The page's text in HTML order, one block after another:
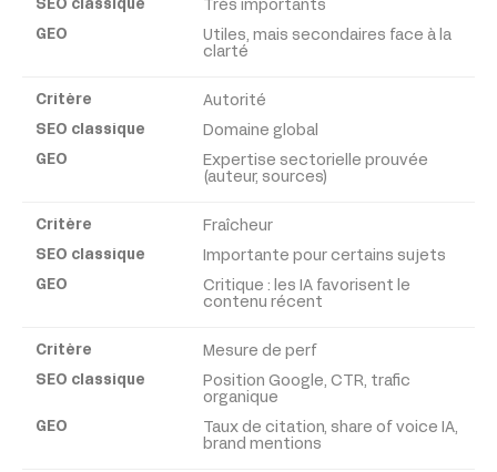
Très importants
Utiles, mais secondaires face à la
clarté
Autorité
Domaine global
Expertise sectorielle prouvée
(auteur, sources)
Fraîcheur
Importante pour certains sujets
Critique : les IA favorisent le
contenu récent
Mesure de perf
Position Google, CTR, trafic
organique
Taux de citation, share of voice IA,
brand mentions